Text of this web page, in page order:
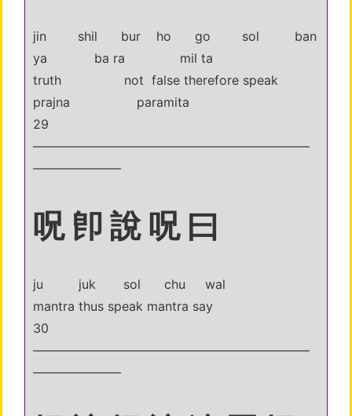
jin shil bur ho go sol ban
ya ba ra mil ta
truth not false therefore speak
prajna paramita
29
——————————————————————
———————
呪 卽 說 呪 曰
ju juk sol chu wal
mantra thus speak mantra say
30
——————————————————————
———————